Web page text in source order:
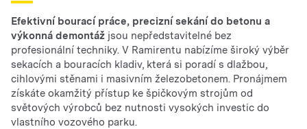
Efektivní bourací práce, precizní sekání do betonu a
výkonná demontáž jsou nepředstavitelné bez
profesionální techniky. V Ramirentu nabízíme široký výběr
sekacích a bouracích kladiv, která si poradí s dlažbou,
cihlovými stěnami i masivním železobetonem. Pronájmem
získáte okamžitý přístup ke špičkovým strojům od
světových výrobců bez nutnosti vysokých investic do
vlastního vozového parku.